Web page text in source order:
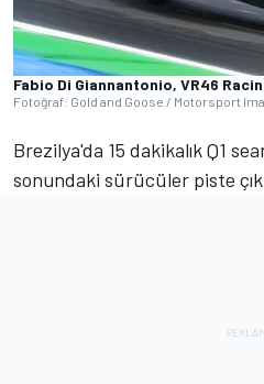
Fabio Di Giannantonio, VR46
Fotoğraf: Gold and Goose / Motorsport
Brezilya'da 15 dakikalık Q1
sonundaki sürücüler piste